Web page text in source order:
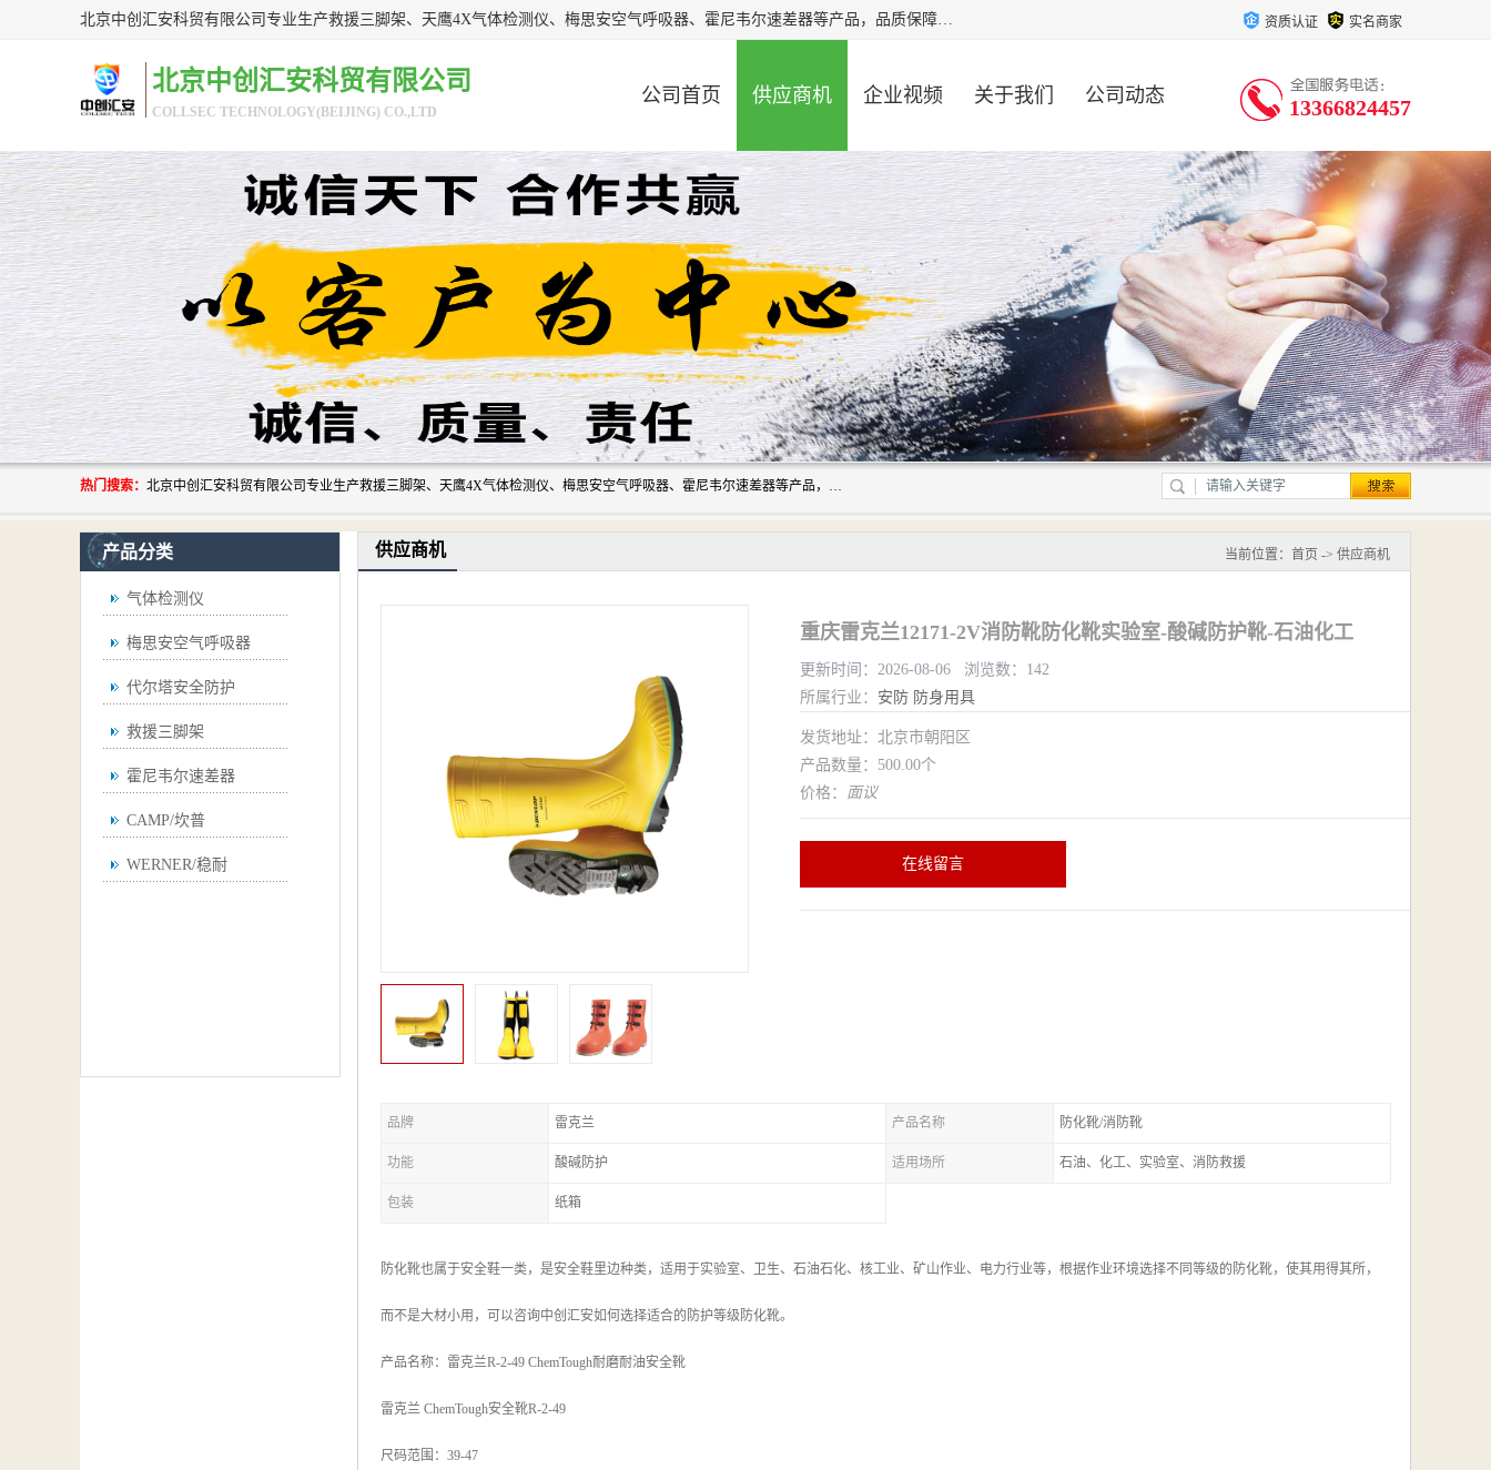
北京中创汇安科贸有限公司专业生产救援三脚架、天鹰4X气体检测仪、梅思安空气呼吸器、霍尼韦尔速差器等产品，品质保障，价格合理，欢迎在线致电咨询。 资质认证 实名商家
北京中创汇安科贸有限公司
COLLSEC TECHNOLOGY(BEIJING) CO.,LTD
公司首页 供应商机 企业视频 关于我们 公司动态 13366824457
热门搜索： 北京中创汇安科贸有限公司专业生产救援三脚架、天鹰4X气体检测仪、梅思安空气呼吸器、霍尼韦尔速差器等产品，品质保障，价格合理，欢迎在线致电咨询。
产品分类
气体检测仪
梅思安空气呼吸器
代尔塔安全防护
救援三脚架
霍尼韦尔速差器
CAMP/坎普
WERNER/稳耐
供应商机 当前位置： 首页 -> 供应商机
重庆雷克兰12171-2V消防靴防化靴实验室-酸碱防护靴-石油化工
更新时间：2026-08-06 浏览数：142
所属行业： 安防 防身用具
发货地址：北京市朝阳区
产品数量：500.00个
价格： 面议
在线留言
品牌 雷克兰 产品名称 防化靴/消防靴
功能 酸碱防护 适用场所 石油、化工、实验室、消防救援
包装 纸箱
防化靴也属于安全鞋一类，是安全鞋里边种类，适用于实验室、卫生、石油石化、核工业、矿山作业、电力行业等，根据作业环境选择不同等级的防化靴，使其用得其所，
而不是大材小用，可以咨询中创汇安如何选择适合的防护等级防化靴。
产品名称：雷克兰R-2-49 ChemTough耐磨耐油安全靴
雷克兰 ChemTough安全靴R-2-49
尺码范围：39-47